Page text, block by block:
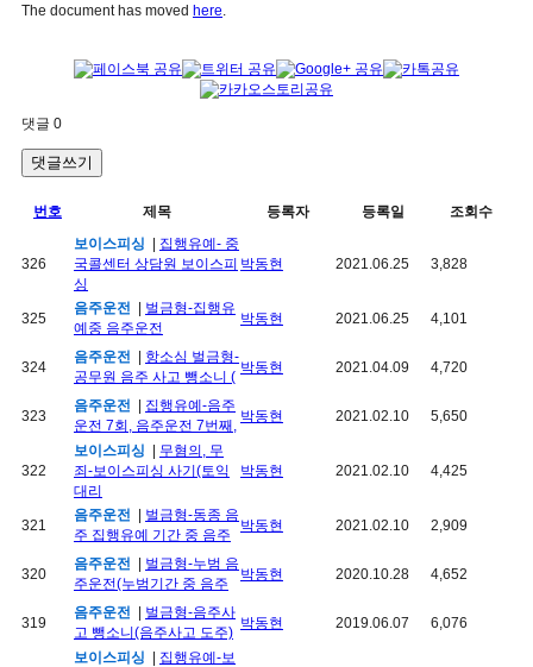
The document has moved here.
댓글 0
댓글쓰기
번호 제목 등록자 등록일 조회수
326
보이스피싱
집행유예- 중
국콜센터 상담원 보이스피
싱
박동현 2021.06.25 3,828
325
음주운전
벌금형-집행유
예중 음주운전
박동현 2021.06.25 4,101
324
음주운전
항소심 벌금형-
공무원 음주 사고 뺑소니 (
박동현 2021.04.09 4,720
323
음주운전
집행유예-음주
운전 7회, 음주운전 7번째,
박동현 2021.02.10 5,650
322
보이스피싱
무혐의, 무
죄-보이스피싱 사기(토익
대리
박동현 2021.02.10 4,425
321
음주운전
벌금형-동종 음
주 집행유예 기간 중 음주
박동현 2021.02.10 2,909
320
음주운전
벌금형-누범 음
주운전(누범기간 중 음주
박동현 2020.10.28 4,652
319
음주운전
벌금형-음주사
고 뺑소니(음주사고 도주)
박동현 2019.06.07 6,076
보이스피싱 집행유예-보